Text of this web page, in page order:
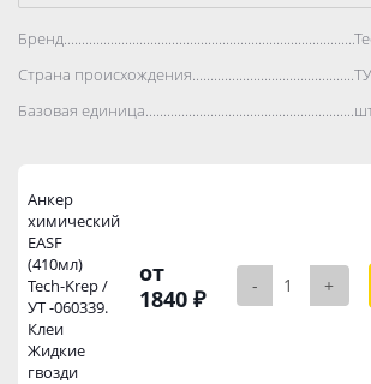
Бренд..................................................................................
Страна
Базовая
Анкер
химический
EASF
(410мл)
Tech-Krep /
УТ -060339.
Клеи
Жидкие
гвозди
от
1840 ₽
- +